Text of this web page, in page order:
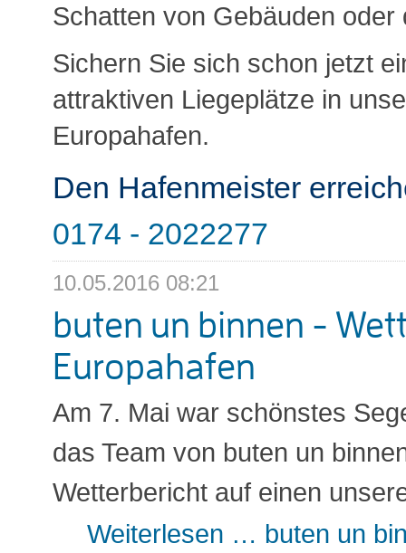
Schatten von Gebäuden oder
Sichern Sie sich schon jetzt
attraktiven Liegeplätze in
Europahafen.
Den Hafenmeister
0174 - 2022277
10.05.2016 08:21
buten un binnen -
Europahafen
Am 7. Mai war schönstes
das Team von buten un
Wetterbericht auf einen
Weiterlesen … buten un